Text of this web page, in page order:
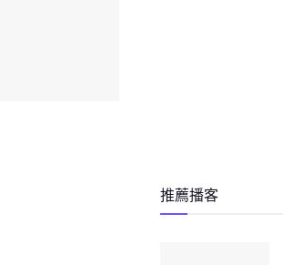
推薦播客